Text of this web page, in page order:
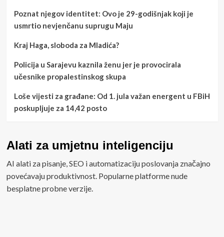
Poznat njegov identitet: Ovo je 29-godišnjak koji je
usmrtio nevjenčanu suprugu Maju
Kraj Haga, sloboda za Mladića?
Policija u Sarajevu kaznila ženu jer je provocirala
učesnike propalestinskog skupa
Loše vijesti za građane: Od 1. jula važan energent u FBiH
poskupljuje za 14,42 posto
Alati za umjetnu inteligenciju
AI alati za pisanje, SEO i automatizaciju poslovanja značajno
povećavaju produktivnost. Popularne platforme nude
besplatne probne verzije.